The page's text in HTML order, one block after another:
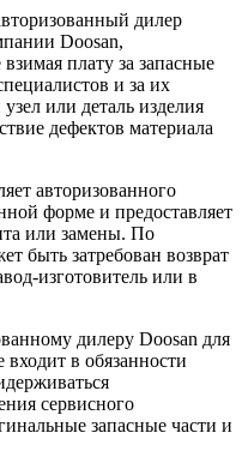
дилер
Doosan,
плату за запасные
и за их
или деталь изделия
дефектов материала
авторизованного
форме и предоставляет
или замены. По
быть затребован возврат
изготовитель или в
дилеру Doosan для
в обязанности
сервисного
запасные части и